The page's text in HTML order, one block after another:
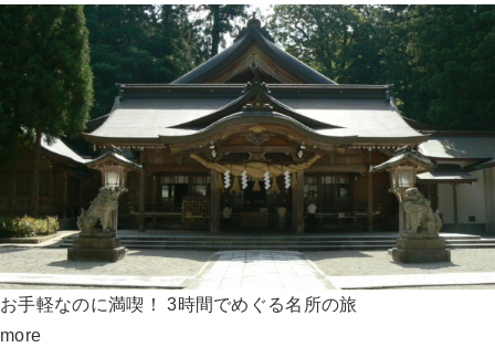
お手軽なのに満喫！ 3時間でめぐる名所の旅
more